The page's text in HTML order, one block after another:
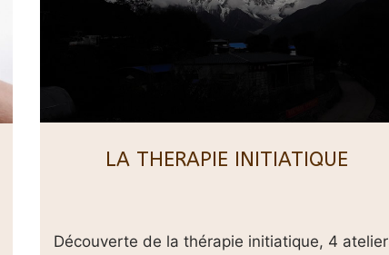
LA THERAPIE INITIATIQUE
Découverte de la thérapie initiatique, 4